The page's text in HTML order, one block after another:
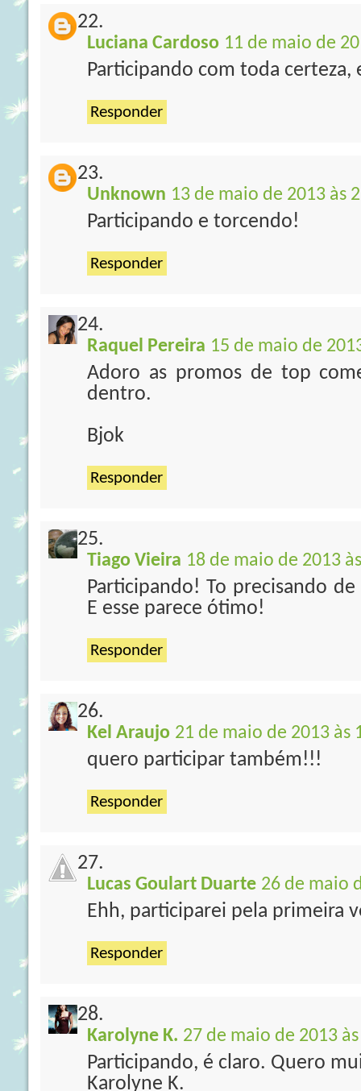
Luciana Cardoso 11 de maio de
Participando com toda certeza,
Responder
Unknown 13 de maio de 2013 às
Participando e torcendo!
Responder
Raquel Pereira 15 de maio de
Adoro as promos de top
dentro.
Bjok
Responder
Tiago Vieira 18 de maio de 2013
Participando! To precisando
E esse parece ótimo!
Responder
Kel Araujo 21 de maio de 2013 às
quero participar também!!!
Responder
Lucas Goulart Duarte 26 de maio
Ehh, participarei pela primeira
Responder
Karolyne K. 27 de maio de 2013
Participando, é claro. Quero
Karolyne K.